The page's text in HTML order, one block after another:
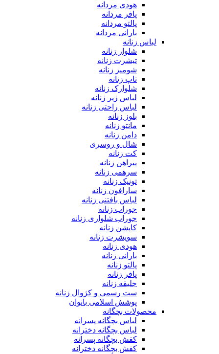
هودی مردانه
پافر مردانه
پالتو مردانه
بارانی مردانه
لباس زنانه
شلوار زنانه
تیشرت زنانه
شومیز زنانه
تاپ زنانه
شلوارک زنانه
لباس زیر زنانه
لباس راحتی زنانه
بلوز زنانه
مانتو زنانه
دامن زنانه
شال و روسری
کت زنانه
پیراهن زنانه
سرهمی زنانه
تونیک زنانه
سارافون زنانه
لباس بافتنی زنانه
جوراب زنانه
جوراب شلواری زنانه
کاپشن زنانه
سویشرت زنانه
هودی زنانه
بارانی زنانه
پالتو زنانه
پافر زنانه
جلیقه زنانه
ست رسمی و کژوال زنانه
پوشش اسلامی بانوان
محصولات بچگانه
لباس بچگانه پسرانه
لباس بچگانه دخترانه
کفش بچگانه پسرانه
کفش بچگانه دخترانه